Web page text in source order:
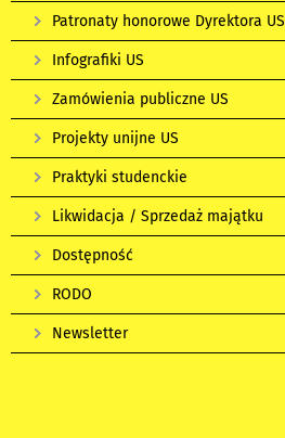
Patronaty honorowe Dyrektora US
Infografiki US
Zamówienia publiczne US
Projekty unijne US
Praktyki studenckie
Likwidacja / Sprzedaż majątku
Dostępność
RODO
Newsletter